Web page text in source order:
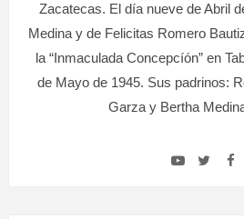
Zacatecas. El día nueve de Abril
Medina y de Felicitas Romero
la “Inmaculada Concepcíón” en
de Mayo de 1945. Sus padrinos:
Garza y Bertha